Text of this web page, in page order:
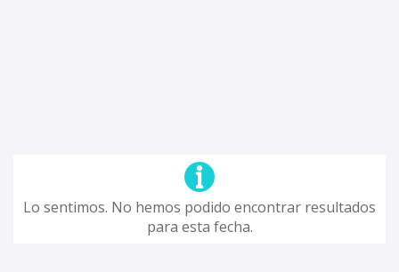
Lo sentimos. No hemos podido encontrar resultados
para esta fecha.